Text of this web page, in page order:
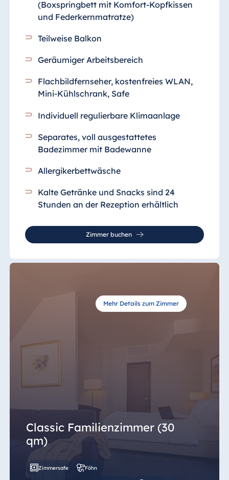
(Boxspringbett mit Komfort-Kopfkissen
und Federkernmatratze)
Teilweise Balkon
Geräumiger Arbeitsbereich
Flachbildfernseher, kostenfreies WLAN,
Mini-Kühlschrank, Safe
Individuell regulierbare Klimaanlage
Separates, voll ausgestattetes
Badezimmer mit Badewanne
Allergikerbettwäsche
Kalte Getränke und Snacks sind 24
Stunden an der Rezeption erhältlich
Zimmer buchen
Mehr Details zum Zimmer
Classic Familienzimmer (30
qm)
Zimmersafe Föhn